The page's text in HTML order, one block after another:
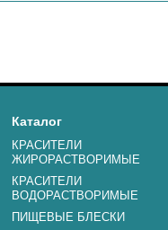
Каталог
КРАСИТЕЛИ
ЖИРОРАСТВОРИМЫЕ
КРАСИТЕЛИ
ВОДОРАСТВОРИМЫЕ
ПИЩЕВЫЕ БЛЕСКИ